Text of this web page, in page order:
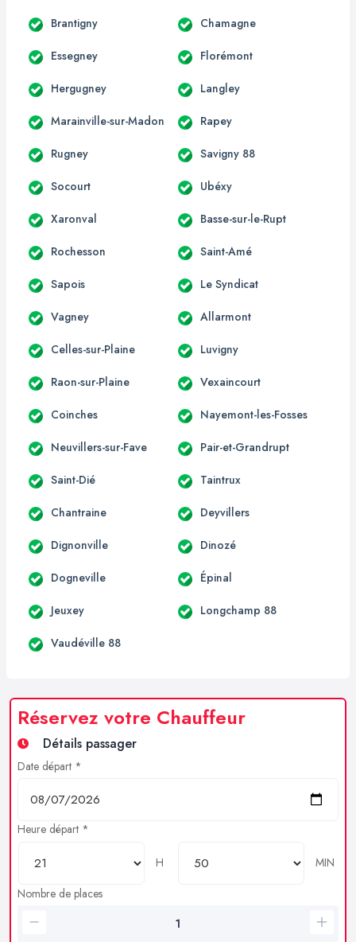
Brantigny Chamagne
Essegney Florémont
Hergugney Langley
Marainville-sur-Madon Rapey
Rugney Savigny 88
Socourt Ubéxy
Xaronval Basse-sur-le-Rupt
Rochesson Saint-Amé
Sapois Le Syndicat
Vagney Allarmont
Celles-sur-Plaine Luvigny
Raon-sur-Plaine Vexaincourt
Coinches Nayemont-les-Fosses
Neuvillers-sur-Fave Pair-et-Grandrupt
Saint-Dié Taintrux
Chantraine Deyvillers
Dignonville Dinozé
Dogneville Épinal
Jeuxey Longchamp 88
Vaudéville 88
Réservez votre Chauffeur
Détails passager
Date départ *
Heure départ *
H
MIN
Nombre de places